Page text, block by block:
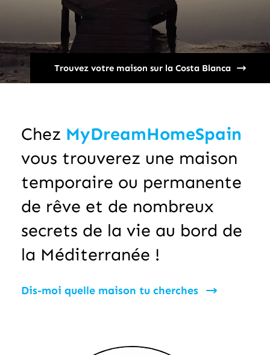
Trouvez votre maison sur la Costa Blanca
Chez MyDreamHomeSpain
vous trouverez une maison
temporaire ou permanente
de rêve et de nombreux
secrets de la vie au bord de
la Méditerranée !
Dis-moi quelle maison tu cherches